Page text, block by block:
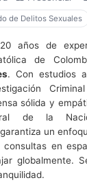
de Delitos Sexuales
años de
de
. Con estudios
sólida y
de la
un
consultas en
globalmente.